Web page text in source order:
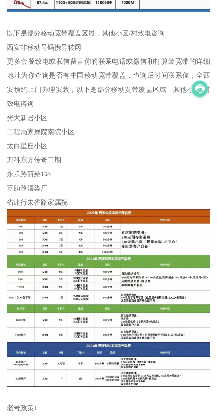
以下是部分移动宽带覆盖区域，其他小区/村致电咨询
西安非移动号码携号转网
更多套餐致电或私信留言你的联系电话或微信和打算装宽带的详细
地址为你查询是否有中国移动宽带覆盖，查询后时间联系你，全西
安预约上门办理安装，以下是部分移动宽带覆盖区域，其他小区/村
致电咨询
光大新居小区
工程局家属院南院小区
太白星座小区
万科东方传奇二期
永乐路丽苑168
互助路漂染厂
省建行朱雀路家属院
老号政策↓